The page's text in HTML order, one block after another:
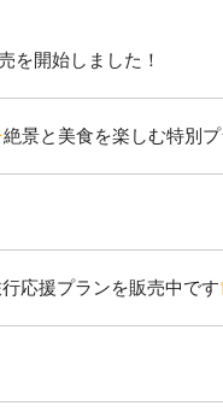
を開始しました！
絶景と美食を楽しむ特別
応援プランを販売中です